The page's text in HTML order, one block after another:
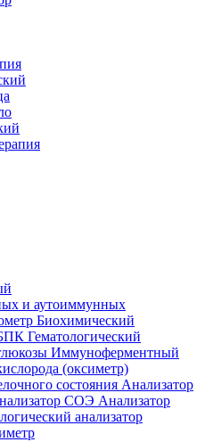
и аутоиммунных
Биохимический
Гематологический
Иммуноферментный
(оксиметр)
состояния Анализатор
СОЭ Анализатор
анализатор